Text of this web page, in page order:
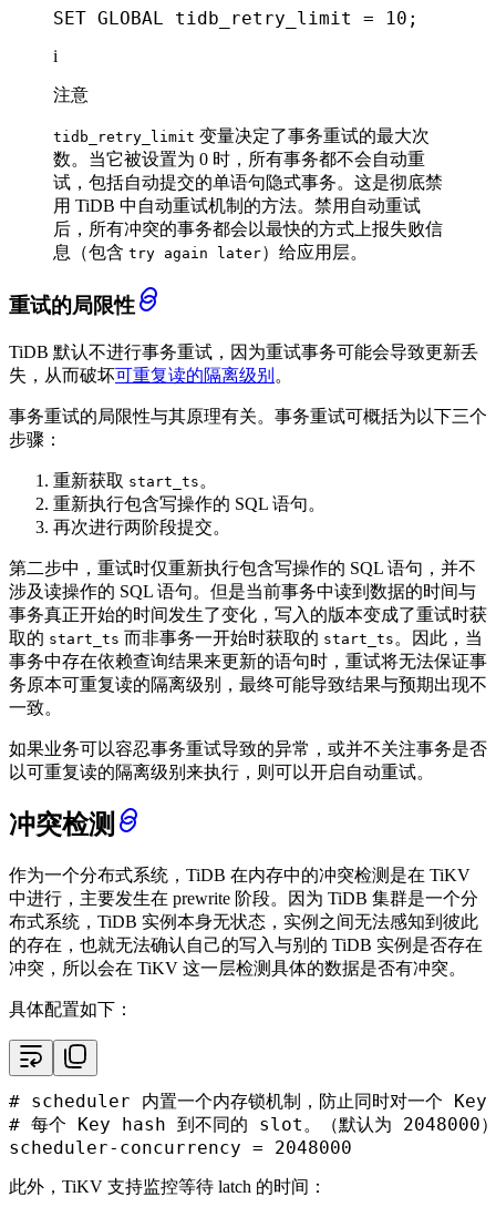
SET GLOBAL tidb_retry_limit = 10 ;
i
注意
tidb_retry_limit 变量决定了事务重试的最大次
数。当它被设置为 0 时，所有事务都不会自动重
试，包括自动提交的单语句隐式事务。这是彻底禁
用 TiDB 中自动重试机制的方法。禁用自动重试
后，所有冲突的事务都会以最快的方式上报失败信
息（包含 try again later）给应用层。
重试的局限性
TiDB 默认不进行事务重试，因为重试事务可能会导致更新丢
失，从而破坏可重复读的隔离级别 。
事务重试的局限性与其原理有关。事务重试可概括为以下三个
步骤：
重新获取 start_ts 。
重新执行包含写操作的 SQL 语句。
再次进行两阶段提交。
第二步中，重试时仅重新执行包含写操作的 SQL 语句，并不
涉及读操作的 SQL 语句。但是当前事务中读到数据的时间与
事务真正开始的时间发生了变化，写入的版本变成了重试时获
取的 start_ts 而非事务一开始时获取的 start_ts 。因此，当
事务中存在依赖查询结果来更新的语句时，重试将无法保证事
务原本可重复读的隔离级别，最终可能导致结果与预期出现不
一致。
如果业务可以容忍事务重试导致的异常，或并不关注事务是否
以可重复读的隔离级别来执行，则可以开启自动重试。
冲突检测
作为一个分布式系统，TiDB 在内存中的冲突检测是在 TiKV
中进行，主要发生在 prewrite 阶段。因为 TiDB 集群是一个分
布式系统，TiDB 实例本身无状态，实例之间无法感知到彼此
的存在，也就无法确认自己的写入与别的 TiDB 实例是否存在
冲突，所以会在 TiKV 这一层检测具体的数据是否有冲突。
具体配置如下：
# scheduler 内置一个内存锁机制，防止同时对一个 Key
# 每个 Key hash 到不同的 slot。（默认为 2048000
scheduler-concurrency = 2048000
此外，TiKV 支持监控等待 latch 的时间：